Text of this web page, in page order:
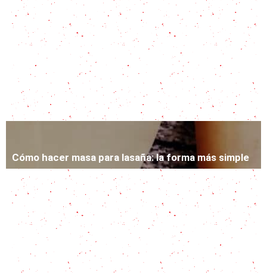
Pasta con espinaca en 15 minutos!
Pappardelle a la boloñesa, la pasta larga que
conquista paladares
Fetuccini con salsa Alfredo: un clásico
Cómo hacer masa para lasaña: la forma más simple
Lasaña de verduras: una pasta en capas con 3
rellenos súper sabrosos
Ravioles caseros de chorizo: casi me voy de mi
casa